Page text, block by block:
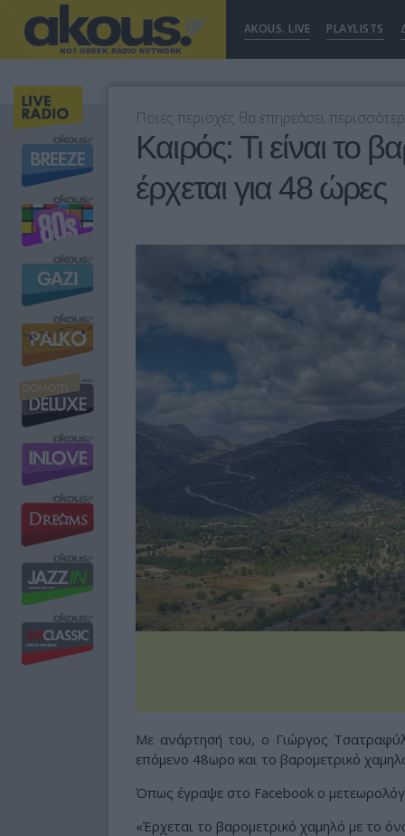
AKOUS. LIVE PLAYLISTS
Ποιες περιοχές θα επηρεάσει
Καιρός: Τι είναι το
έρχεται για 48 ώρες
Με ανάρτησή του, ο Γιώργος
επόμενο 48ωρο και το βαρομετρικό
Όπως έγραψε στο Facebook ο
«Έρχεται το βαρομετρικό χαμηλό με το